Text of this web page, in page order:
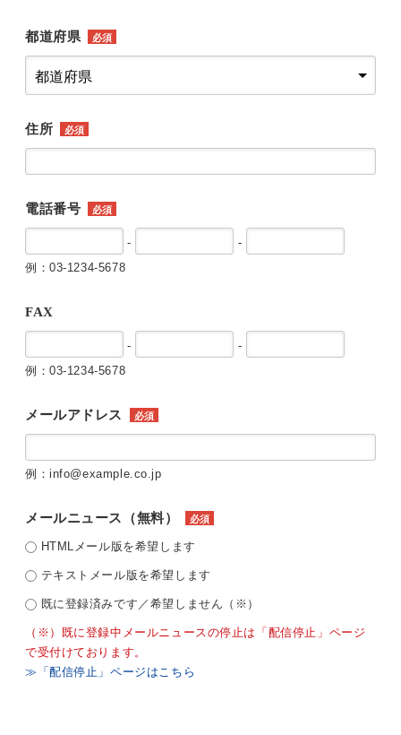
都道府県 必須
住所 必須
電話番号 必須
-
-
例：03-1234-5678
FAX
-
-
例：03-1234-5678
メールアドレス 必須
例：info@example.co.jp
メールニュース（無料） 必須
HTMLメール版を希望します
テキストメール版を希望します
既に登録済みです／希望しません（※）
（※）既に登録中メールニュースの停止は「配信停止」ページ
で受付けております。
≫「配信停止」ページはこちら